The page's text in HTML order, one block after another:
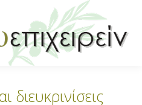
διευκρινίσεις